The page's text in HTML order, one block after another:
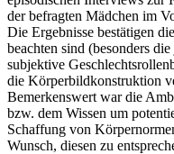
der befragten Mädchen im
Die Ergebnisse bestätigen
beachten sind (besonders
subjektive
die Körperbildkonstruktion
Bemerkenswert war die
bzw. dem Wissen um
Schaffung von
Wunsch, diesen zu